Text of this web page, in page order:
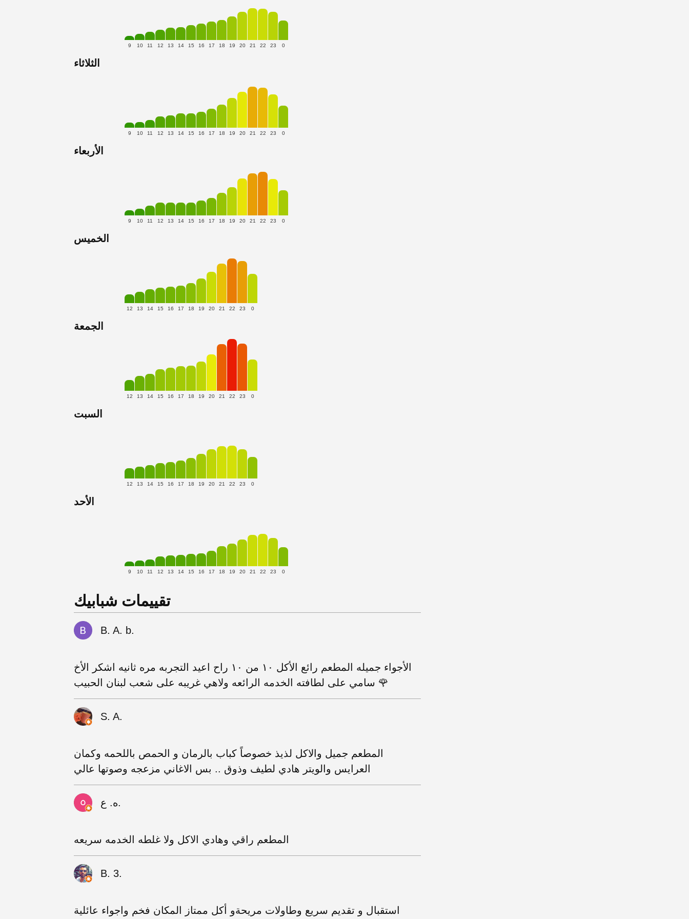
9 10 11 12 13 14 15 16 17 18 19 20 21 22 23 0
الثلاثاء
9 10 11 12 13 14 15 16 17 18 19 20 21 22 23 0
الأربعاء
9 10 11 12 13 14 15 16 17 18 19 20 21 22 23 0
الخميس
12 13 14 15 16 17 18 19 20 21 22 23 0
الجمعة
12 13 14 15 16 17 18 19 20 21 22 23 0
السبت
12 13 14 15 16 17 18 19 20 21 22 23 0
الأحد
9 10 11 12 13 14 15 16 17 18 19 20 21 22 23 0
تقييمات شبابيك
B. A. b.
الأجواء جميله المطعم رائع الأكل ١٠ من ١٠ راح اعيد التجربه مره ثانيه اشكر الأخ
سامي على لطافته الخدمه الرائعه ولاهي غريبه على شعب لبنان الحبيب 🌹
S. A.
المطعم جميل والاكل لذيذ خصوصاً كباب بالرمان و الحمص باللحمه وكمان
العرايس والويتر هادي لطيف وذوق .. بس الاغاني مزعجه وصوتها عالي
ه. ع.
المطعم راقي وهادي الاكل ولا غلطه الخدمه سريعه
B. 3.
استقبال و تقديم سريع وطاولات مريحةو أكل ممتاز المكان فخم واجواء عائلية